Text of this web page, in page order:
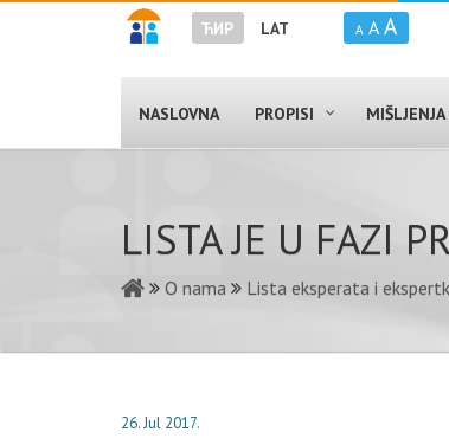
ЋИР LAT A A A
NASLOVNA PROPISI
LISTA JE U FAZI
O nama Lista eksperata i
26. Jul 2017.